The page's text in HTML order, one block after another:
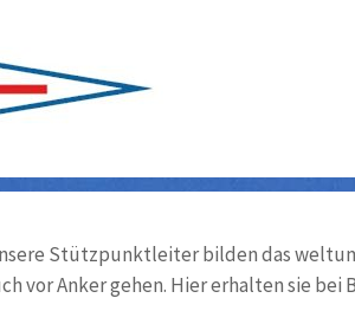
Stützpunktleiter bilden das
vor Anker gehen. Hier erhalten sie